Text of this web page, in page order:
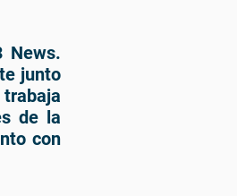
News.
junto
de la
con